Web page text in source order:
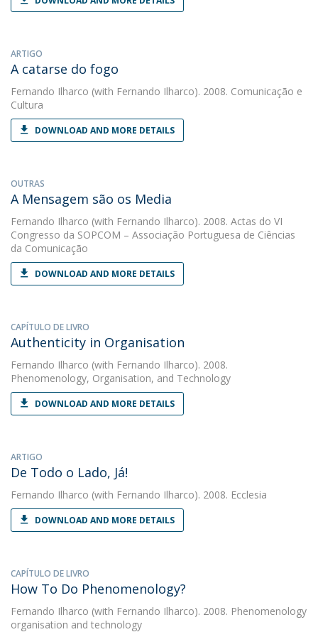
ARTIGO
A catarse do fogo
Fernando Ilharco (with Fernando Ilharco). 2008. Comunicação e
Cultura
DOWNLOAD AND MORE DETAILS
OUTRAS
A Mensagem são os Media
Fernando Ilharco (with Fernando Ilharco). 2008. Actas do VI
Congresso da SOPCOM – Associação Portuguesa de Ciências
da Comunicação
DOWNLOAD AND MORE DETAILS
CAPÍTULO DE LIVRO
Authenticity in Organisation
Fernando Ilharco (with Fernando Ilharco). 2008.
Phenomenology, Organisation, and Technology
DOWNLOAD AND MORE DETAILS
ARTIGO
De Todo o Lado, Já!
Fernando Ilharco (with Fernando Ilharco). 2008. Ecclesia
DOWNLOAD AND MORE DETAILS
CAPÍTULO DE LIVRO
How To Do Phenomenology?
Fernando Ilharco (with Fernando Ilharco). 2008. Phenomenology
organisation and technology